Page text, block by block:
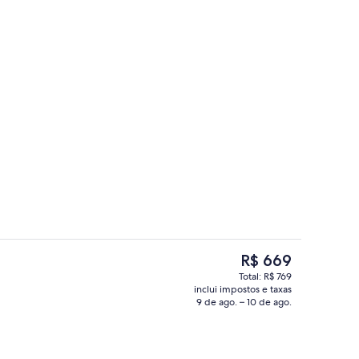
Fachada da propriedade à noite
O
preço
atual
é
R$ 669
Total: R$ 769
inclui impostos e taxas
9 de ago. – 10 de ago.